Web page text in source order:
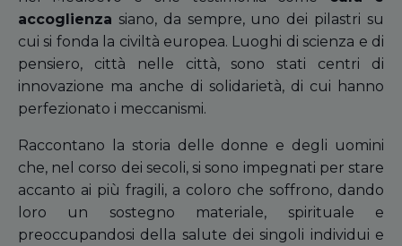
accoglienza siano, da sempre, uno dei pilastri su
cui si fonda la civiltà europea. Luoghi di scienza e di
pensiero, città nelle città, sono stati centri di
innovazione ma anche di solidarietà, di cui hanno
perfezionato i meccanismi.
Raccontano la storia delle donne e degli uomini
che, nel corso dei secoli, si sono impegnati per stare
accanto ai più fragili, a coloro che soffrono, dando
loro un sostegno materiale, spirituale e
preoccupandosi della salute dei singoli individui e